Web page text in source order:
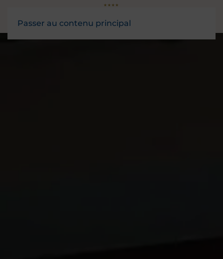
Passer au contenu principal